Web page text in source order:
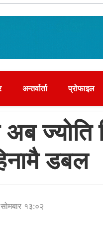
अन्तर्वार्ता प्रोफाइल
अब
डबल
१३:०२